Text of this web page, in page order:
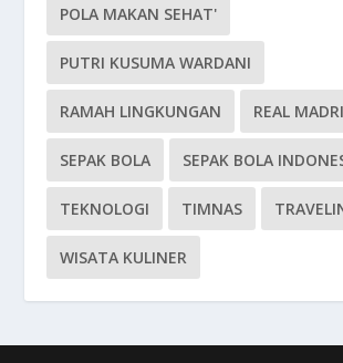
POLA MAKAN SEHAT'
PUTRI KUSUMA WARDANI
RAMAH LINGKUNGAN REAL
SEPAK BOLA SEPAK BOLA
TEKNOLOGI TIMNAS
WISATA KULINER